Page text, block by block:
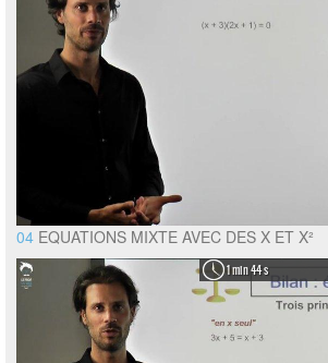
04 EQUATIONS MIXTE AVEC DES X ET X²
1 min 44 s